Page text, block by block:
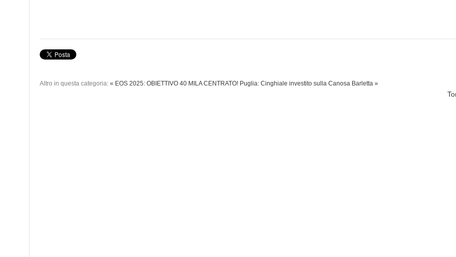
Altro in questa categoria: « EOS 2025: OBIETTIVO 40 MILA CENTRATO! Puglia: Cinghiale investito sulla Canosa Barletta »